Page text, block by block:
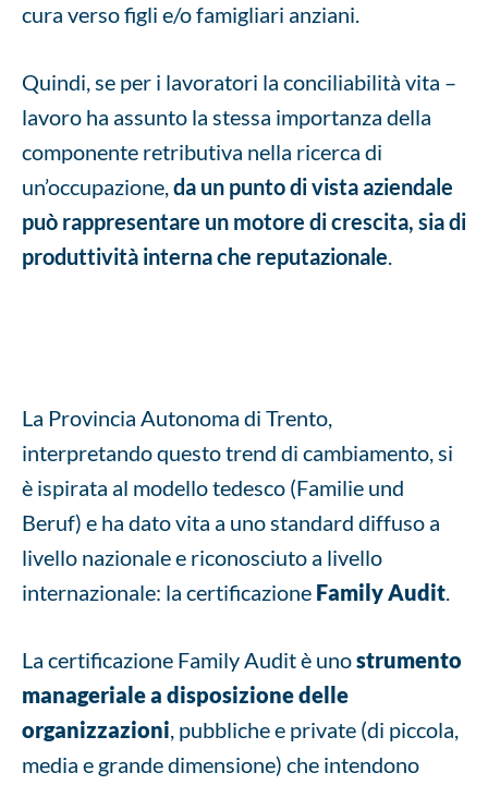
cura verso figli e/o famigliari anziani.
Quindi, se per i lavoratori la conciliabilità vita –
lavoro ha assunto la stessa importanza della
componente retributiva nella ricerca di
un’occupazione,da un punto di vista aziendale
può rappresentare un motore di crescita, sia di
produttività interna che reputazionale.
La Provincia Autonoma di Trento,
interpretando questo trend di cambiamento, si
è ispirata al modello tedesco (Familie und
Beruf) e ha dato vita a uno standard diffuso a
livello nazionale e riconosciuto a livello
internazionale: la certificazione Family Audit.
La certificazione Family Audit è unostrumento
manageriale a disposizione delle
organizzazioni, pubbliche e private (di piccola,
media e grande dimensione) che intendono